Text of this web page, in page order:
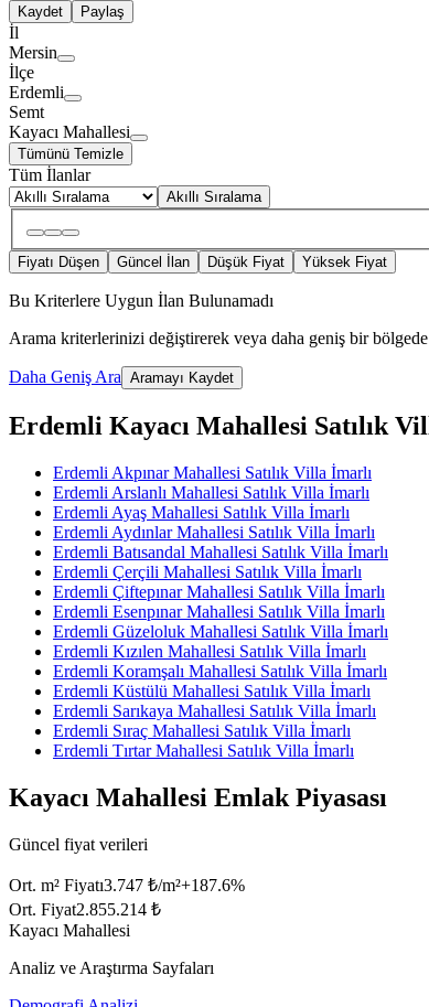
Kaydet
Paylaş
İl
Mersin
İlçe
Erdemli
Semt
Kayacı Mahallesi
Tümünü Temizle
Tüm İlanlar
Akıllı Sıralama
Fiyatı Düşen Güncel İlan Düşük Fiyat Yüksek Fiyat
Bu Kriterlere Uygun İlan Bulunamadı
Arama kriterlerinizi değiştirerek veya daha geniş bir
Daha Geniş Ara Aramayı Kaydet
Erdemli Kayacı Mahallesi Satılık
Erdemli Akpınar Mahallesi Satılık Villa İmarlı
Erdemli Arslanlı Mahallesi Satılık Villa İmarlı
Erdemli Ayaş Mahallesi Satılık Villa İmarlı
Erdemli Aydınlar Mahallesi Satılık Villa İmarlı
Erdemli Batısandal Mahallesi Satılık Villa İmarlı
Erdemli Çerçili Mahallesi Satılık Villa İmarlı
Erdemli Çiftepınar Mahallesi Satılık Villa İmarlı
Erdemli Esenpınar Mahallesi Satılık Villa İmarlı
Erdemli Güzeloluk Mahallesi Satılık Villa İmarlı
Erdemli Kızılen Mahallesi Satılık Villa İmarlı
Erdemli Koramşalı Mahallesi Satılık Villa İmarlı
Erdemli Küstülü Mahallesi Satılık Villa İmarlı
Erdemli Sarıkaya Mahallesi Satılık Villa İmarlı
Erdemli Sıraç Mahallesi Satılık Villa İmarlı
Erdemli Tırtar Mahallesi Satılık Villa İmarlı
Kayacı Mahallesi Emlak Piyasası
Güncel fiyat verileri
Ort. m² Fiyatı3.747 ₺/m²+187.6%
Ort. Fiyat2.855.214 ₺
Kayacı Mahallesi
Analiz ve Araştırma Sayfaları